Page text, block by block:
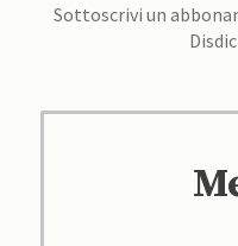
Sottoscrivi un